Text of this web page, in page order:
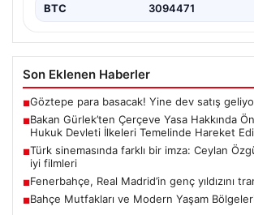
BTC 3094471
Son Eklenen Haberler
■Göztepe para basacak! Yine dev satış
■Bakan Gürlek’ten Çerçeve Yasa Hakkında
Hukuk Devleti İlkeleri Temelinde Hareket
■Türk sinemasında farklı bir imza: Ceylan
iyi filmleri
■Fenerbahçe, Real Madrid’in genç yıldızını
■Bahçe Mutfakları ve Modern Yaşam